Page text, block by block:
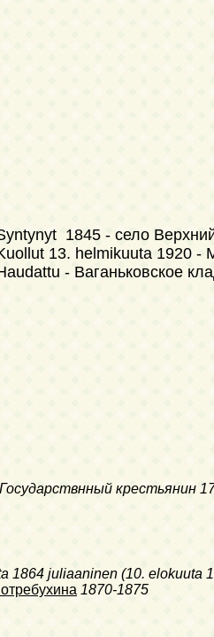
1845 - село
13. helmikuuta 1920 -
- Ваганьковское
Государствнный крестьянин
1864 juliaaninen (10. elokuuta
1870-1875